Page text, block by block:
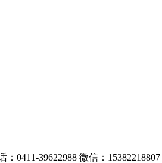
0411-39622988 微信：